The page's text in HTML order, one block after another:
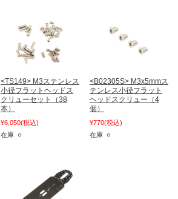
<TS149> M3ステンレス
小径フラットヘッドス
クリューセット（38
本）
¥6,050(税込)
在庫 ○
<B02305S> M3x5mmス
テンレス小径フラット
ヘッドスクリュー（4
個）
¥770(税込)
在庫 ○